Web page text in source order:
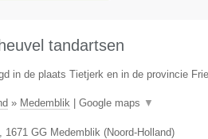
tandartsen
in de plaats Tietjerk en in de provincie
» Medemblik| Google maps ▼
1671 GG Medemblik(Noord-Holland)